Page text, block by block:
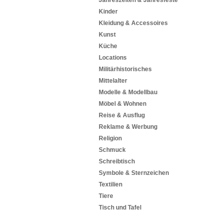
Kinder
Kleidung & Accessoires
Kunst
Küche
Locations
Militärhistorisches
Mittelalter
Modelle & Modellbau
Möbel & Wohnen
Reise & Ausflug
Reklame & Werbung
Religion
Schmuck
Schreibtisch
Symbole & Sternzeichen
Textilien
Tiere
Tisch und Tafel